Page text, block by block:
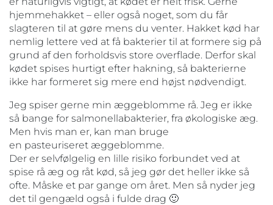
hjemmehakket – eller også noget, som du får
slagteren til at gøre mens du venter. Hakket kød har
nemlig lettere ved at få bakterier til at formere sig på
grund af den forholdsvis store overflade. Derfor skal
kødet spises hurtigt efter hakning, så bakterierne
ikke har formeret sig mere end højst nødvendigt.
Jeg spiser gerne min æggeblomme rå. Jeg er ikke
så bange for salmonellabakterier, fra økologiske æg.
Men hvis man er, kan man bruge
en pasteuriseret æggeblomme.
Der er selvfølgelig en lille risiko forbundet ved at
spise rå æg og råt kød, så jeg gør det heller ikke så
ofte. Måske et par gange om året. Men så nyder jeg
det til gengæld også i fulde drag 🙂